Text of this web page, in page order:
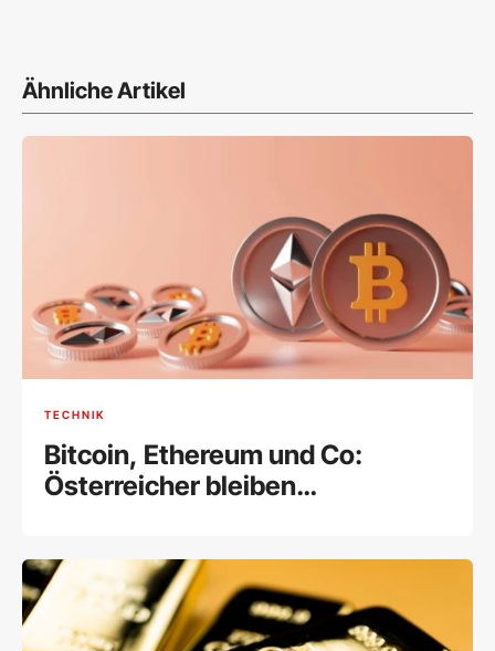
Ähnliche Artikel
TECHNIK
Bitcoin, Ethereum und Co:
Österreicher bleiben